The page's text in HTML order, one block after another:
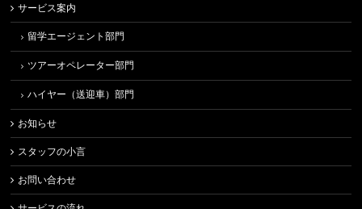
サービス案内
留学エージェント部門
ツアーオペレーター部門
ハイヤー（送迎車）部門
お知らせ
スタッフの小言
お問い合わせ